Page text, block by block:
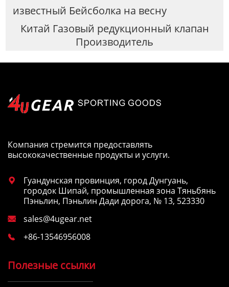
известный Бейсболка на весну
Китай Газовый редукционный клапан
Производитель
Компания стремится предоставлять
высококачественные продукты и услуги.

Гуандунская провинция, город Дунгуань,
городок Шипай, промышленная зона Тяньбянь
Пэньлин, Пэньлин Дади дорога, № 13, 523330
 sales@4ugear.net
 +86-13546956008
Полезные ссылки